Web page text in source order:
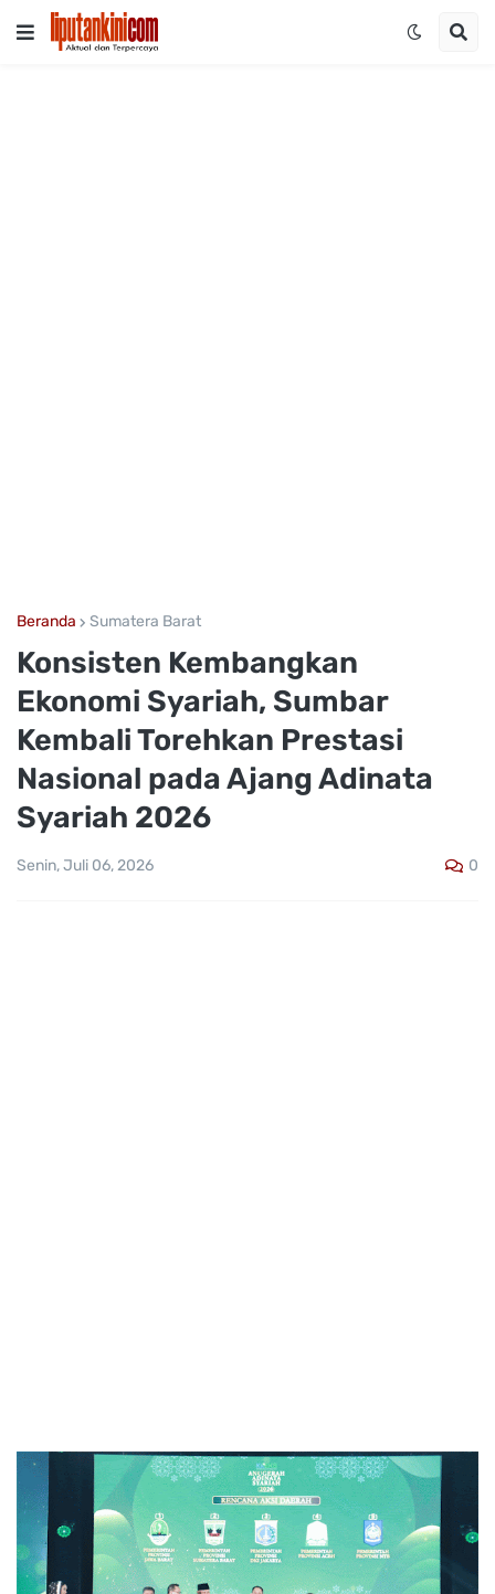
Beranda Sumatera Barat
Konsisten Kembangkan
Ekonomi Syariah, Sumbar
Kembali Torehkan Prestasi
Nasional pada Ajang Adinata
Syariah 2026
Senin, Juli 06, 2026 0